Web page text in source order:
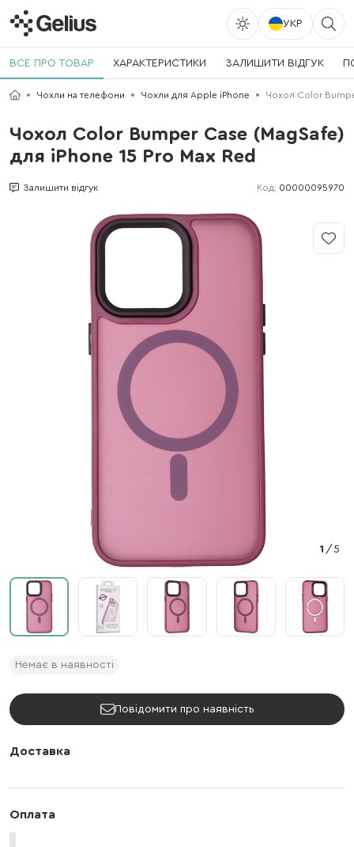
УКР
ВСЕ ПРО ТОВАР ХАРАКТЕРИСТИКИ ЗАЛИШИТИ ВІДГУК
Чохли на телефони Чохли для Apple iPhone Чохол Color
Чохол Color Bumper Case (MagSafe)
для iPhone 15 Pro Max Red
Залишити відгук Код: 00000095970
1 /5
Немає в наявності
Повідомити про наявність
Доставка
Оплата